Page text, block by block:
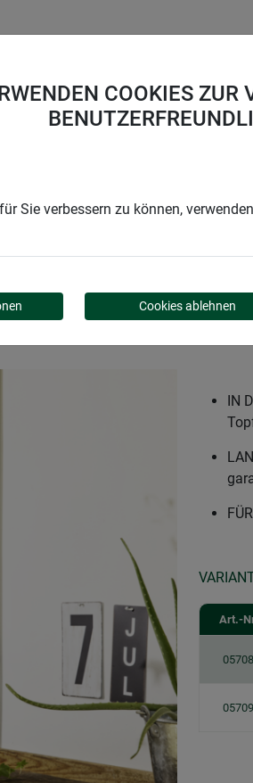
IN
Art.-
05708
05709
COOKIES ZUR
Sie verbessern zu können,
Cookies ablehnen